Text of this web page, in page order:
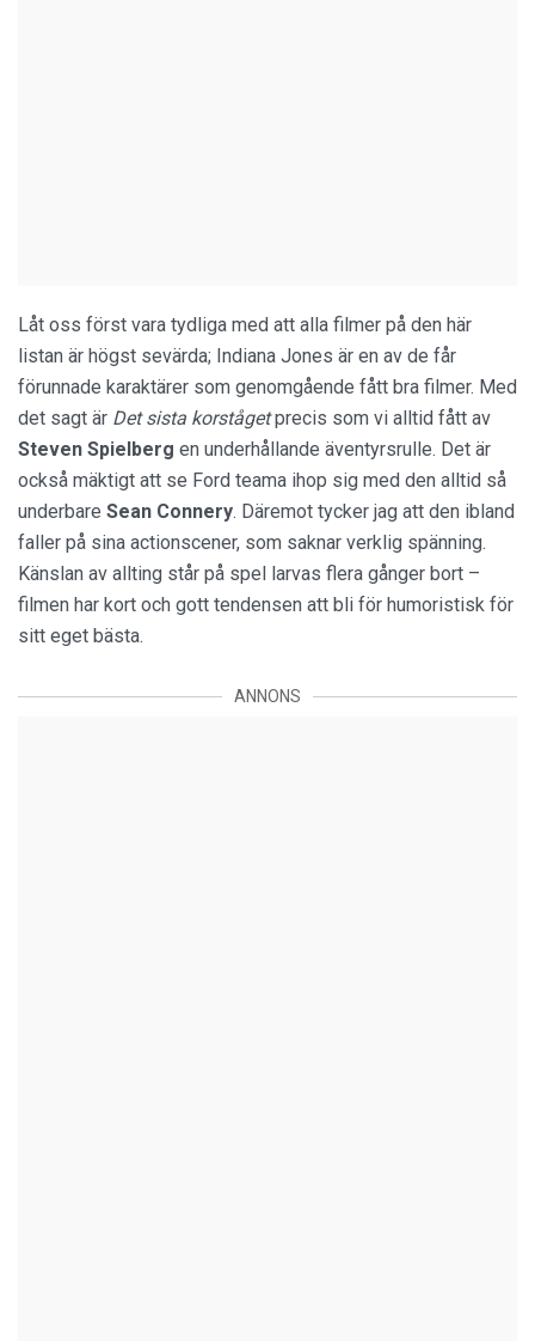
Låt oss först vara tydliga med att alla filmer på den här
listan är högst sevärda; Indiana Jones är en av de får
förunnade karaktärer som genomgående fått bra filmer. Med
det sagt är Det sista korstågetprecis som vi alltid fått av
Steven Spielberg en underhållande äventyrsrulle. Det är
också mäktigt att se Ford teama ihop sig med den alltid så
underbare Sean Connery. Däremot tycker jag att den ibland
faller på sina actionscener, som saknar verklig spänning.
Känslan av allting står på spel larvas flera gånger bort –
filmen har kort och gott tendensen att bli för humoristisk för
sitt eget bästa.
ANNONS